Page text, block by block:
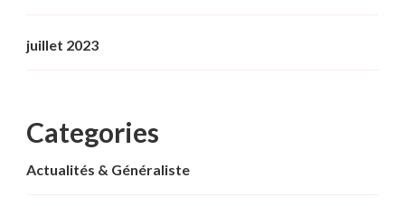
juillet 2023
Categories
Actualités & Généraliste